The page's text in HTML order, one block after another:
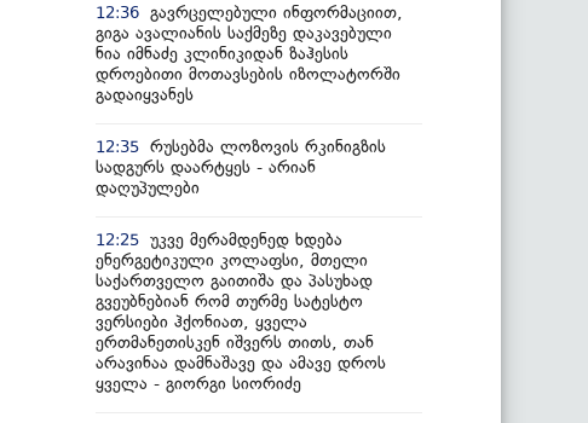
12:36 გავრცელებული ინფორმაციით,
გიგა ავალიანის საქმეზე დაკავებული
ნია იმნაძე კლინიკიდან ზაჰესის
დროებითი მოთავსების იზოლატორში
გადაიყვანეს
12:35 რუსებმა ლოზოვის რკინიგზის
სადგურს დაარტყეს - არიან
დაღუპულები
12:25 უკვე მერამდენედ ხდება
ენერგეტიკული კოლაფსი, მთელი
საქართველო გაითიშა და პასუხად
გვეუბნებიან რომ თურმე სატესტო
ვერსიები ჰქონიათ, ყველა
ერთმანეთისკენ იშვერს თითს, თან
არავინაა დამნაშავე და ამავე დროს
ყველა - გიორგი სიორიძე